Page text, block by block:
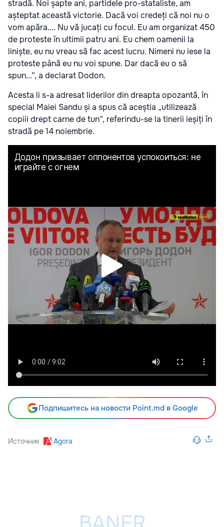
stradă. Noi șapte ani, partidele pro-stataliste, am
așteptat această victorie. Dacă voi credeți că noi nu o
vom apăra.... Nu vă jucați cu focul. Eu am organizat 450
de proteste în ultimii patru ani. Eu chem oamenii la
liniște, eu nu vreau să fac acest lucru. Nimeni nu iese la
proteste până eu nu voi spune. Dar dacă eu o să
spun...”, a declarat Dodon.
Acesta li s-a adresat liderilor din dreapta opozantă, în
special Maiei Sandu și a spus că aceștia „utilizează
copiii drept carne de tun”, referindu-se la tinerii ieșiți în
stradă pe 14 noiembrie.
Подпишитесь на новости Point.md в Google
Источник Agora